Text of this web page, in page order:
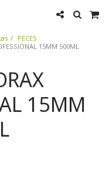
PECES
15MM 500ML
15MM